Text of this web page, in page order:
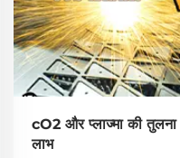
cO2 और प्लाज्मा की
लाभ